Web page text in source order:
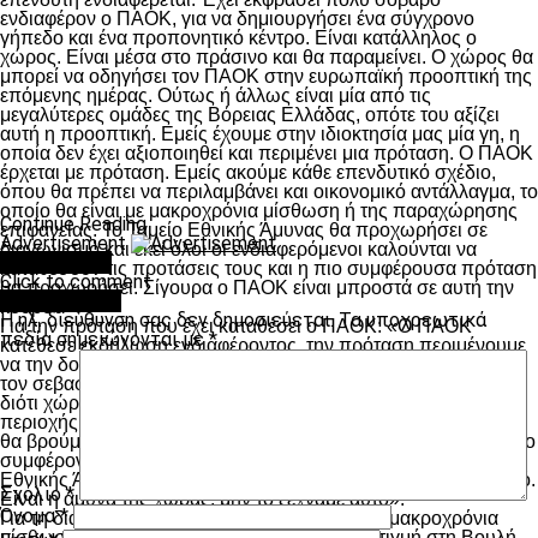
ενδιαφέρον ο ΠΑΟΚ, για να δημιουργήσει ένα σύγχρονο
γήπεδο και ένα προπονητικό κέντρο. Είναι κατάλληλος ο
χώρος. Είναι μέσα στο πράσινο και θα παραμείνει. Ο χώρος θα
μπορεί να οδηγήσει τον ΠΑΟΚ στην ευρωπαϊκή προοπτική της
επόμενης ημέρας. Ούτως ή άλλως είναι μία από τις
μεγαλύτερες ομάδες της Βόρειας Ελλάδας, οπότε του αξίζει
αυτή η προοπτική. Εμείς έχουμε στην ιδιοκτησία μας μία γη, η
οποία δεν έχει αξιοποιηθεί και περιμένει μια πρόταση. Ο ΠΑΟΚ
έρχεται με πρόταση. Εμείς ακούμε κάθε επενδυτικό σχέδιο,
όπου θα πρέπει να περιλαμβάνει και οικονομικό αντάλλαγμα, το
οποίο θα είναι με μακροχρόνια μίσθωση ή της παραχώρησης
επιφανείας. Το Ταμείο Εθνικής Άμυνας θα προχωρήσει σε
διαγωνισμό και εκεί όλοι οι ενδιαφερόμενοι καλούνται να
καταθέσουν τις προτάσεις τους και η πιο συμφέρουσα πρόταση
θα προχωρήσει. Σίγουρα ο ΠΑΟΚ είναι μπροστά σε αυτή την
Για την πρόταση που έχει καταθέσει ο ΠΑΟΚ: «Ο ΠΑΟΚ
κατέθεσε εκδήλωση ενδιαφέροντος, την πρόταση περιμένουμε
να την δούμε. Εμείς είπαμε ότι είμαστε θετικοί. Ευχαριστούμε
τον σεβασμιότατο κ. Βαρνάβα, ο οποίος μας φιλοξένησε χθες,
διότι χώρος του Καρατάσιου, ο ΠΑΟΚ, ο δήμαρχος της
περιοχής, ήμασταν όλοι εκεί. Θα κάτσουμε σε ένα τραπέζι και
θα βρούμε την κοινή συνισταμένη. Η κοινή συνισταμένη είναι το
συμφέρον του τόπου, του ΠΑΟΚ, αλλά και του υπουργείο
Εθνικής Άμυνας, γιατί ο στρατός εκπροσωπεί τον ελληνικό λαό.
Είναι η άμυνα της χώρας, μην το ξεχνάμε αυτό».
Για τη διάρκεια που θα είναι δυνατόν να έχει η μακροχρόνια
Continue Reading
Advertisement
Click to comment
Η ηλ. διεύθυνση σας δεν δημοσιεύεται. Τα υποχρεωτικά
πεδία σημειώνονται με*
Σχόλιο*
Όνομα*